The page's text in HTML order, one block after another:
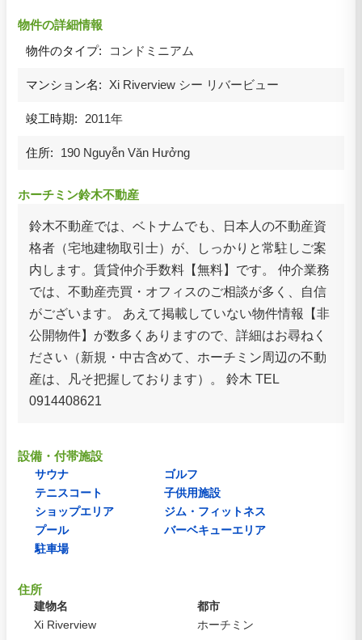
物件の詳細情報
物件のタイプ:
コンドミニアム
マンション名: Xi Riverview シー リバービュー
竣工時期: 2011年
住所: 190 Nguyễn Văn Hưởng
ホーチミン鈴木不動産
鈴木不動産では、ベトナムでも、日本人の不動産資
格者（宅地建物取引士）が、しっかりと常駐しご案
内します。賃貸仲介手数料【無料】です。 仲介業務
では、不動産売買・オフィスのご相談が多く、自信
がございます。 あえて掲載していない物件情報【非
公開物件】が数多くありますので、詳細はお尋ねく
ださい（新規・中古含めて、ホーチミン周辺の不動
産は、凡そ把握しております）。 鈴木 TEL
0914408621
設備・付帯施設
サウナ
ゴルフ
テニスコート
子供用施設
ショップエリア
ジム・フィットネス
プール
バーベキューエリア
駐車場
住所
建物名
Xi Riverview
都市
ホーチミン